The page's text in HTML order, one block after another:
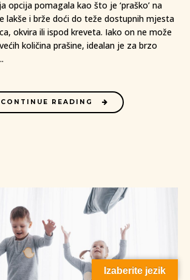
opcija pomagala kao što je ‘praško’ na
lakše i brže doći do teže dostupnih mjesta
okvira ili ispod kreveta. Iako on ne može
količina prašine, idealan je za brzo
CONTINUE READING
Izaberite jezik